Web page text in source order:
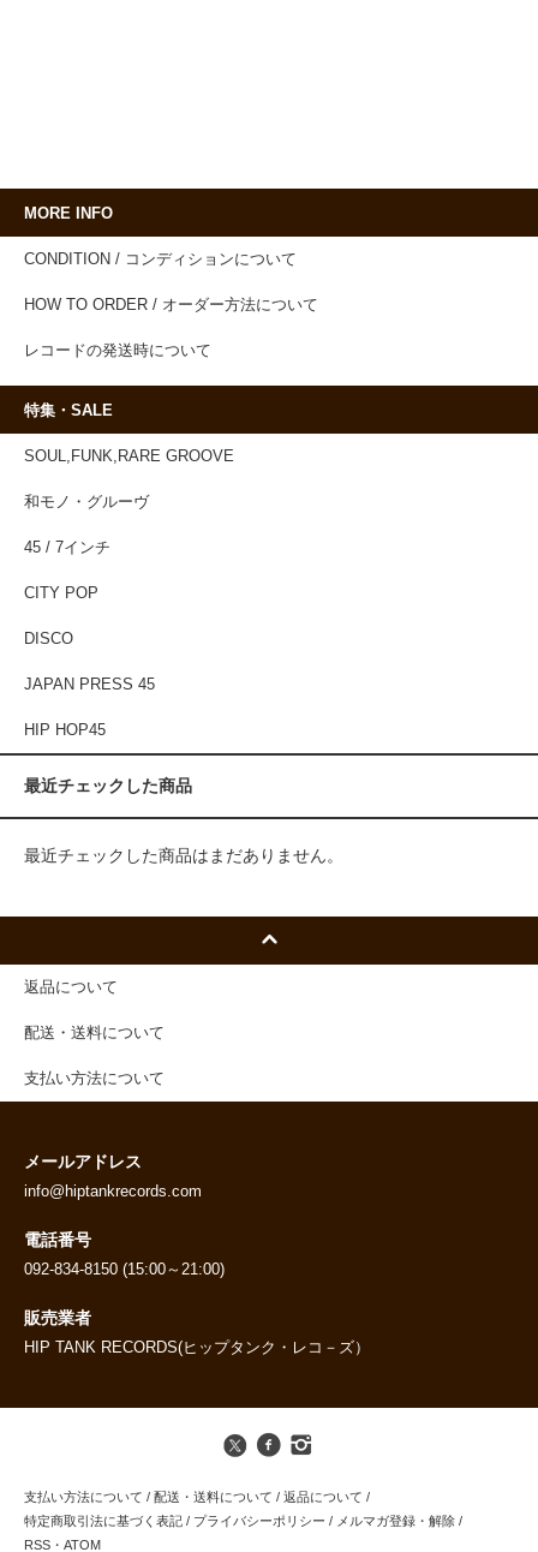
MORE INFO
CONDITION / コンディションについて
HOW TO ORDER / オーダー方法について
レコードの発送時について
特集・SALE
SOUL,FUNK,RARE GROOVE
和モノ・グルーヴ
45 / 7インチ
CITY POP
DISCO
JAPAN PRESS 45
HIP HOP45
最近チェックした商品
最近チェックした商品はまだありません。
返品について
配送・送料について
支払い方法について
メールアドレス
info@hiptankrecords.com
電話番号
092-834-8150 (15:00～21:00)
販売業者
HIP TANK RECORDS(ヒップタンク・レコ－ズ）
支払い方法について / 配送・送料について / 返品について /
特定商取引法に基づく表記 / プライバシーポリシー / メルマガ登録・解除 /
RSS ・ ATOM